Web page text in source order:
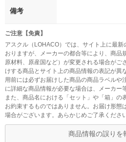
備考
ご注意【免責】
アスクル（LOHACO）では、サイト上に最
おりますが、メーカーの都合等により、商品
原材料、原産国など）が変更される場合がご
けする商品とサイト上の商品情報の表記が異
用前には必ずお届けした商品の商品ラベルや
に詳細な商品情報が必要な場合は、メーカー
また、商品名における「セット」や「箱」の
お約束するものではありません。お届け形態
場合がございます。あらかじめご了承ください
商品情報の誤りを